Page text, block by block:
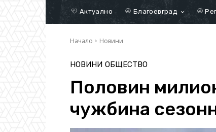
Актуално Благоевград
Начало Новини
НОВИНИ ОБЩЕСТВО
Половин
чужбина